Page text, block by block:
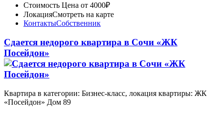
Стоимость Цена от 4000₽
ЛокацияСмотреть на карте
КонтактыСобственник
Сдается недорого квартира в Сочи «ЖК
Посейдон»
Квартира в категории: Бизнес-класс, локация квартиры: ЖК
«Посейдон» Дом 89